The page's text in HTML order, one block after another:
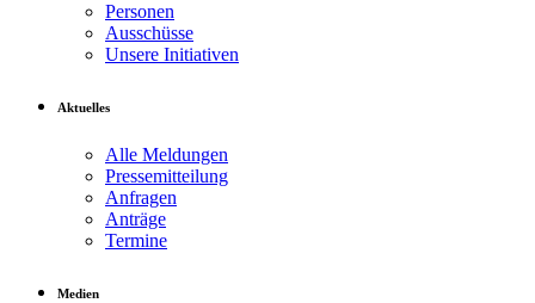
Personen
Ausschüsse
Unsere Initiativen
Aktuelles
Alle Meldungen
Pressemitteilung
Anfragen
Anträge
Termine
Medien